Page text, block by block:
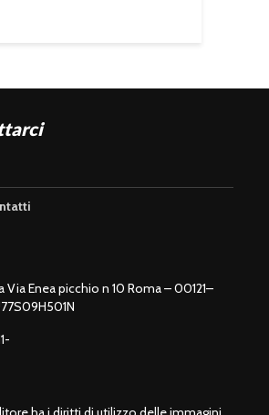
Via Enea picchio n 10 Roma – 00121–